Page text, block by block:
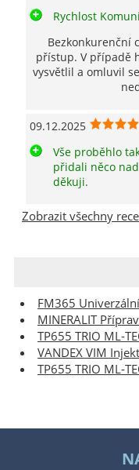
Rychlost
Bezkonkurenční
přístup. V případě
vysvětlil a omluvil
09.12.2025
Vše proběhlo
přidali něco
děkuji.
Zobrazit všechny
FM365
MINERALIT
TP655 TRIO ML-
VANDEX VIM
TP655 TRIO ML-